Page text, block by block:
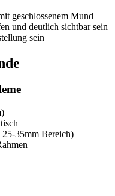
geschlossenem Mund
und deutlich sichtbar sein
sein
25-35mm Bereich)